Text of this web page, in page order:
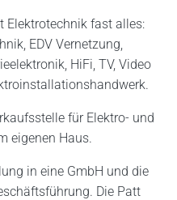
Elektrotechnik fast alles:
EDV Vernetzung,
HiFi, TV, Video
für Elektro- und
eigenen Haus.
in eine GmbH und die
Die Patt